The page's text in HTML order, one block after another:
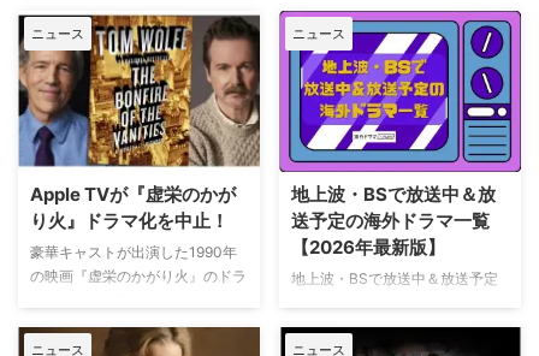
ている。また、4人のキャストが
新たに加わることも明らかになっ
た。英BBCなど複数のメディアが
伝えている。 これまでで最も衝
撃的な事件に巻き込まれるベルジ
ュラック 1981年から1991年にか
けて英BBCで放送されたジョン・
『Bergerac（原題）』をリブー
トした本作。イギリス海峡に浮か
ぶジャージー島を舞台に、警部の
ジム・ベルジュラックが事件に挑
で2025年にシーズン1（『警部ベ
ルジュラック～豪邸に …
トム・ホランド演じるスパイダー
マンの新たな物語を描く映画『ス
パイダーマン：ブランド・ニュ
ー・デイ』が大ヒット上映中だ。
公開初日の興行収入は5億6,000
万円を超え、2026年公開の洋画
ナンバーワンを記録。このたび、
主演のトム・ホランド自らが臨場
感あふれるアクションシーン撮影
の裏側を明かす特別映像が公開さ
れた。 世界中で大ヒットを記
録！ 映画史に残る快挙を達成 ソ
ニー・ピクチャーズ配給、トム・
ホランド演じるピーター・パーカ
ー＝スパイダーマンの新たなる物
ニュース
Apple TVが『虚栄のかが
り火』ドラマ化を中止！
豪華キャストが出演した1990年
の映画『虚栄のかがり火』のドラ
たが、頓挫したことが明らかにな
った。米Deadlineが報じてい
ニュース
地上波・BSで放送中＆放
送予定の海外ドラマ一覧
【2026年最新版】
地上波・BSで放送中＆放送予定
時更新） NHK・NHK BSで放送
中＆放送予定の海外ドラマ 海外
ニュース ニュース